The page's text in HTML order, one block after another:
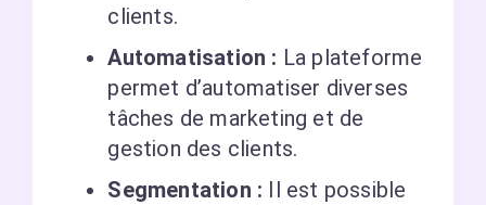
clients.
Automatisation : La plateforme
permet d’automatiser diverses
tâches de marketing et de
gestion des clients.
Segmentation : Il est possible